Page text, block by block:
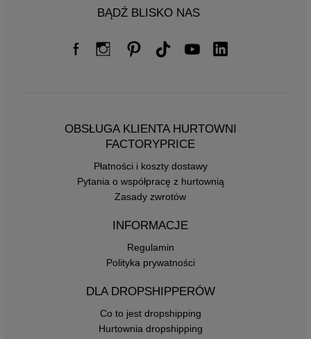
BĄDŹ BLISKO NAS
OBSŁUGA KLIENTA HURTOWNI
FACTORYPRICE
Płatności i koszty dostawy
Pytania o współpracę z hurtownią
Zasady zwrotów
INFORMACJE
Regulamin
Polityka prywatności
DLA DROPSHIPPERÓW
Co to jest dropshipping
Hurtownia dropshipping